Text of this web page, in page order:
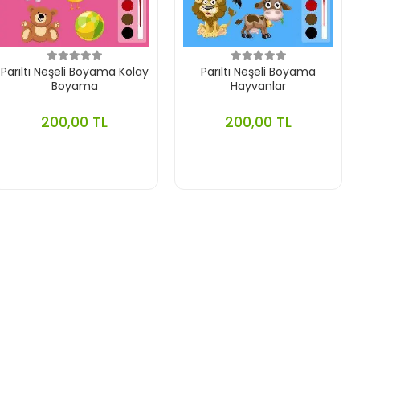
Parıltı Neşeli Boyama Kolay
Boyama
200,00 TL
Parıltı Neşeli Boyama
Hayvanlar
200,00 TL